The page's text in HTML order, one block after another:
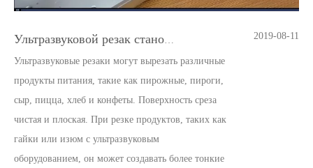
Ультразвуковые резаки могут вырезать различные
продукты питания, такие как пирожные, пироги,
сыр, пицца, хлеб и конфеты. Поверхность среза
чистая и плоская. При резке продуктов, таких как
гайки или изюм с ультразвуковым
оборудованием, он может создавать более тонкие
2019-08-11